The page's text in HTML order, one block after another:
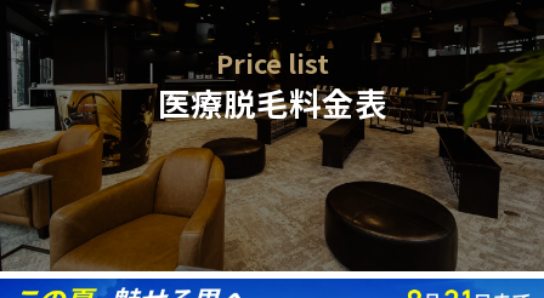
Price list
医療脱毛料金表